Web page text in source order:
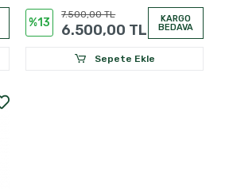
Sistemli | OSB
%13
7.500,00 TL
6.500,00 TL
KARGO
BEDAVA
Sepete Ekle